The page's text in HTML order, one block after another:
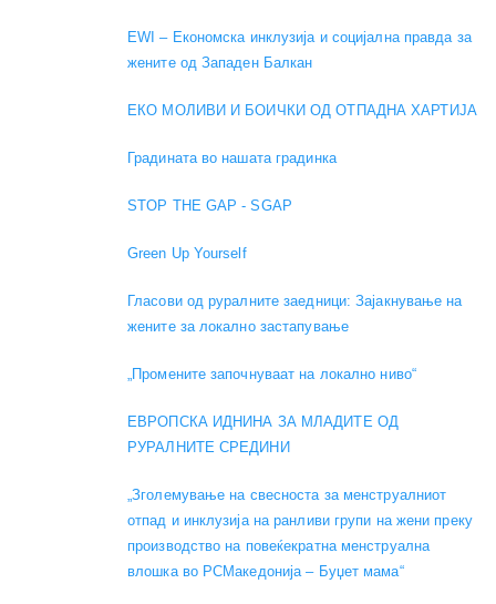
EWI – Економска инклузија и социјална правда за
жените од Западен Балкан
ЕКО МОЛИВИ И БОИЧКИ ОД ОТПАДНА ХАРТИЈА
Градината во нашата градинка
STOP THE GAP - SGAP
Green Up Yourself
Гласови од руралните заедници: Зајакнување на
жените за локално застапување
„Промените започнуваат на локално ниво“
ЕВРОПСКА ИДНИНА ЗА МЛАДИТЕ ОД
РУРАЛНИТЕ СРЕДИНИ
„Зголемување на свесноста за менструалниот
отпад и инклузија на ранливи групи на жени преку
производство на повеќекратна менструална
влошка во РСМакедонија – Буџет мама“